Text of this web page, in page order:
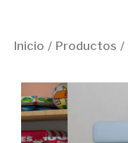
Inicio / Productos /